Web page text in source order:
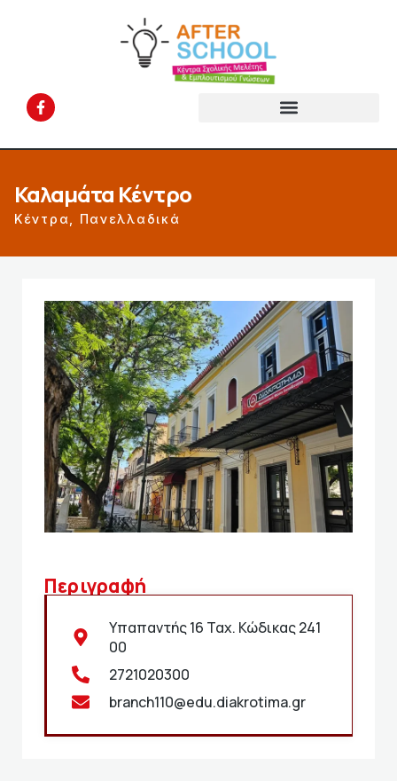
Καλαμάτα Κέντρο
Κέντρα Πανελλαδικά
Περιγραφή
Υπαπαντής 16 Ταχ. Κώδικας 241
00
2721020300
branch110@edu.diakrotima.gr